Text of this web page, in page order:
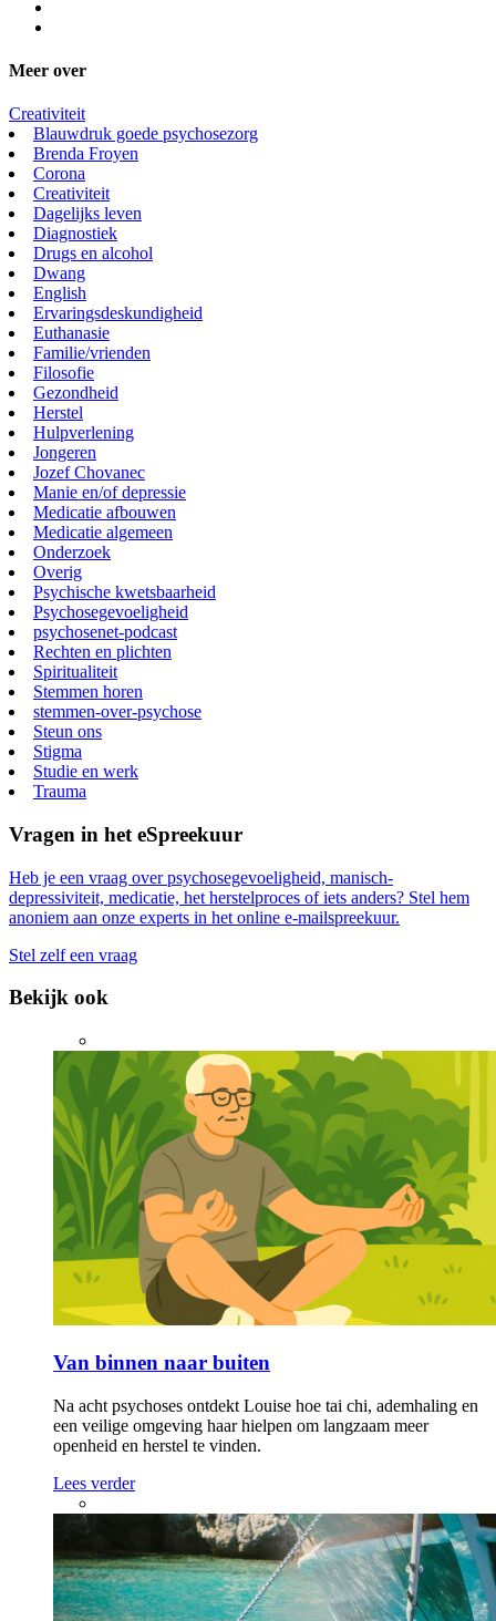
Meer over
Creativiteit
Blauwdruk goede psychosezorg
Brenda Froyen
Corona
Creativiteit
Dagelijks leven
Diagnostiek
Drugs en alcohol
Dwang
English
Ervaringsdeskundigheid
Euthanasie
Familie/vrienden
Filosofie
Gezondheid
Herstel
Hulpverlening
Jongeren
Jozef Chovanec
Manie en/of depressie
Medicatie afbouwen
Medicatie algemeen
Onderzoek
Overig
Psychische kwetsbaarheid
Psychosegevoeligheid
psychosenet-podcast
Rechten en plichten
Spiritualiteit
Stemmen horen
stemmen-over-psychose
Steun ons
Stigma
Studie en werk
Trauma
Vragen in het eSpreekuur
Heb je een vraag over psychosegevoeligheid, manisch-
depressiviteit, medicatie, het herstelproces of iets anders? Stel hem
anoniem aan onze experts in het online e-mailspreekuur.
Stel zelf een vraag
Bekijk ook
Van binnen naar buiten
Na acht psychoses ontdekt Louise hoe tai chi, ademhaling en
een veilige omgeving haar hielpen om langzaam meer
openheid en herstel te vinden.
Lees verder